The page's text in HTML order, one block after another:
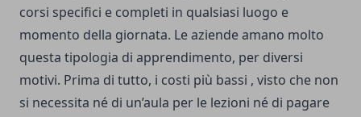
corsi specifici e completi in qualsiasi luogo e
momento della giornata. Le aziende amano molto
questa tipologia di apprendimento, per diversi
motivi. Prima di tutto, i costi più bassi , visto che non
si necessita né di un’aula per le lezioni né di pagare